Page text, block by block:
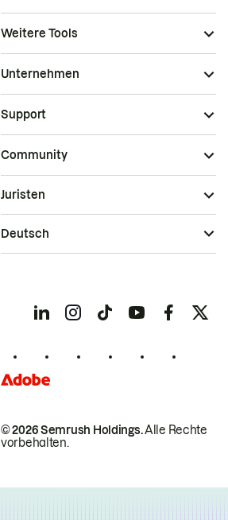
Weitere Tools
Unternehmen
Support
Community
© 2026 Semrush Holdings.Alle Rechte
vorbehalten.
Juristen
Deutsch